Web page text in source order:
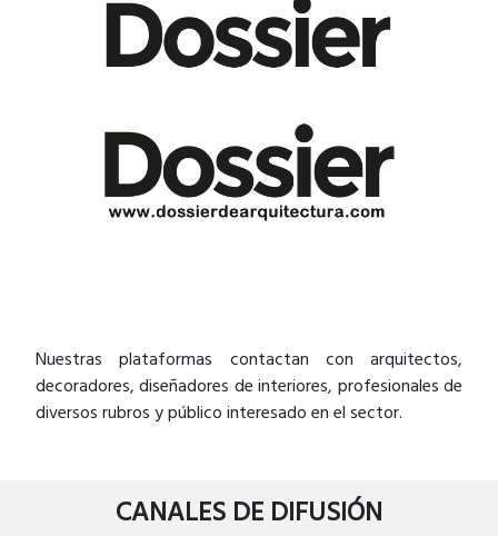
Nuestras plataformas contactan con arquitectos,
decoradores, diseñadores de interiores, profesionales de
diversos rubros y público interesado en el sector.
CANALES DE DIFUSIÓN